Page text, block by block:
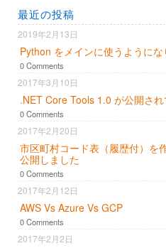
最近の投稿
2019年2月13日
Python をメインに使うようにな
0 Comments
2017年3月10日
.NET Core Tools 1.0 が公開され
0 Comments
2017年2月20日
市区町村コード表（履歴付）を
公開しました
0 Comments
2017年2月12日
AWS Vs Azure Vs GCP
0 Comments
2017年2月2日